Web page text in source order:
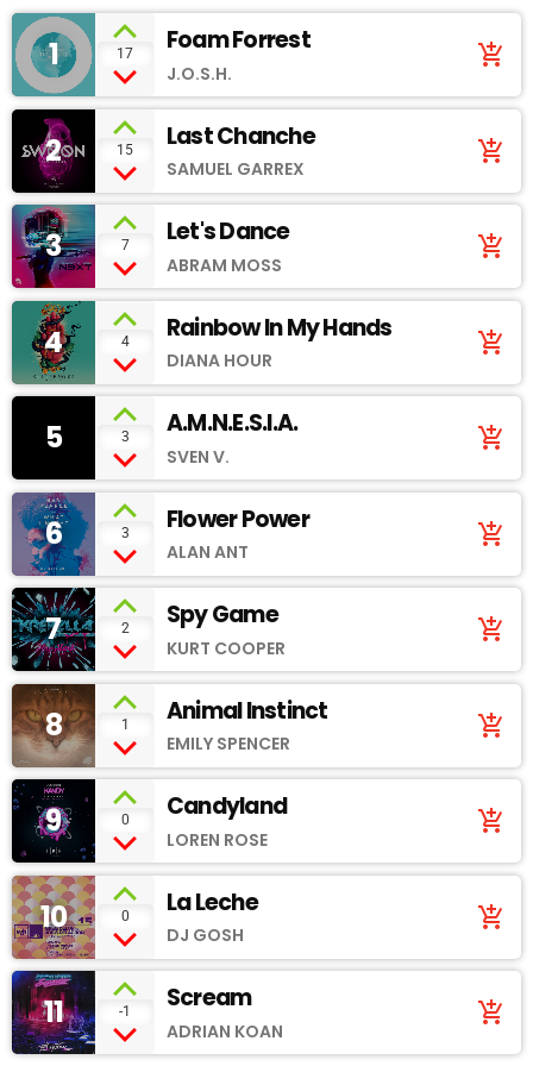
1 17 Foam Forrest
J.O.S.H.
add_shopping_cart
2 15 Last Chanche
SAMUEL GARREX
add_shopping_cart
3 7 Let's Dance
ABRAM MOSS
add_shopping_cart
4 4 Rainbow In My Hands
DIANA HOUR
add_shopping_cart
5 3 A.M.N.E.S.I.A.
SVEN V.
add_shopping_cart
6 3 Flower Power
ALAN ANT
add_shopping_cart
7 2 Spy Game
KURT COOPER
add_shopping_cart
8 1 Animal Instinct
EMILY SPENCER
add_shopping_cart
9 0 Candyland
LOREN ROSE
add_shopping_cart
10 0 La Leche
DJ GOSH
add_shopping_cart
11 -1 Scream
ADRIAN KOAN
add_shopping_cart